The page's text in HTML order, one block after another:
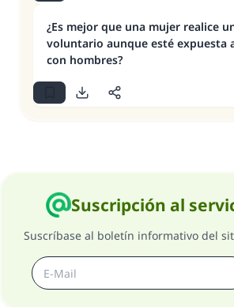
¿Es mejor que una mujer realice
voluntario aunque esté expuesta
con hombres?
Suscripción al
Suscríbase al boletín informativo del